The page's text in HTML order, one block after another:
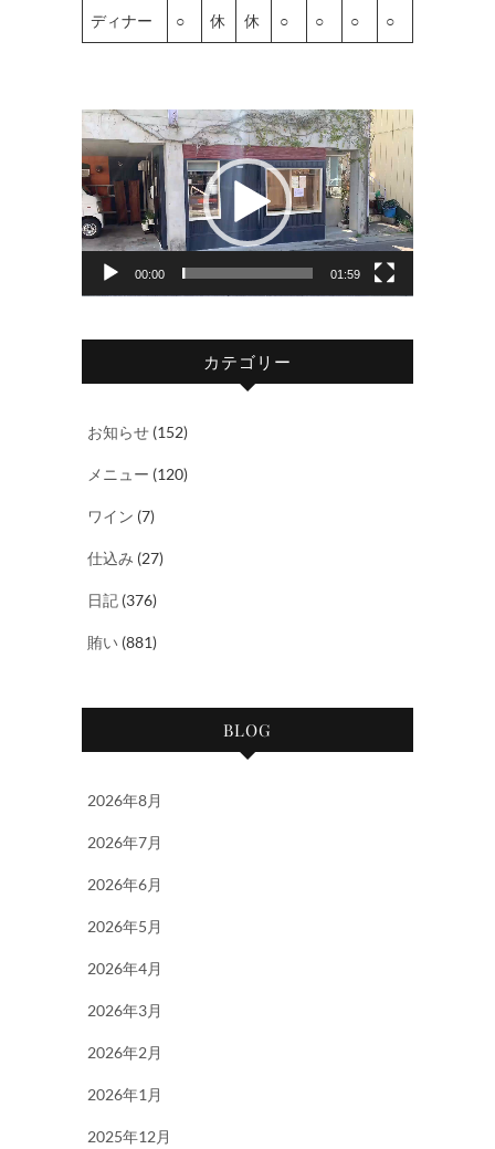
ディナー ○ 休 休 ○ ○ ○ ○
動
画
プ
レ
ー
00:00 01:59
カテゴリー
お知らせ (152)
メニュー (120)
ワイン (7)
仕込み (27)
日記 (376)
賄い (881)
BLOG
2026年8月
2026年7月
2026年6月
2026年5月
2026年4月
2026年3月
2026年2月
2026年1月
2025年12月